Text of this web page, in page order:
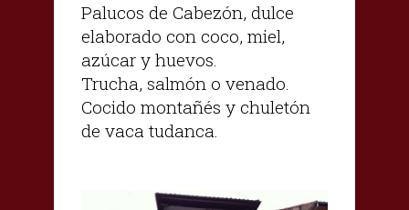
Palucos de Cabezón, dulce
elaborado con coco, miel,
azúcar y huevos.
Trucha, salmón o venado.
Cocido montañés y chuletón
de vaca tudanca.